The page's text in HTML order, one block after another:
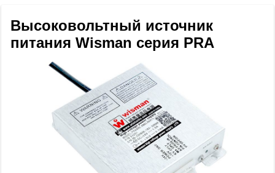
Высоковольтный источник
питания Wisman серия PRA